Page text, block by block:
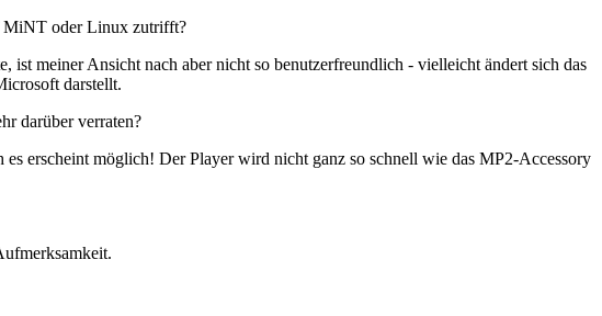
MiNT oder Linux zutrifft?
meiner Ansicht nach aber nicht so benutzerfreundlich - vielleicht ändert sich das
darstellt.
darüber verraten?
erscheint möglich! Der Player wird nicht ganz so schnell wie das MP2-Accessory